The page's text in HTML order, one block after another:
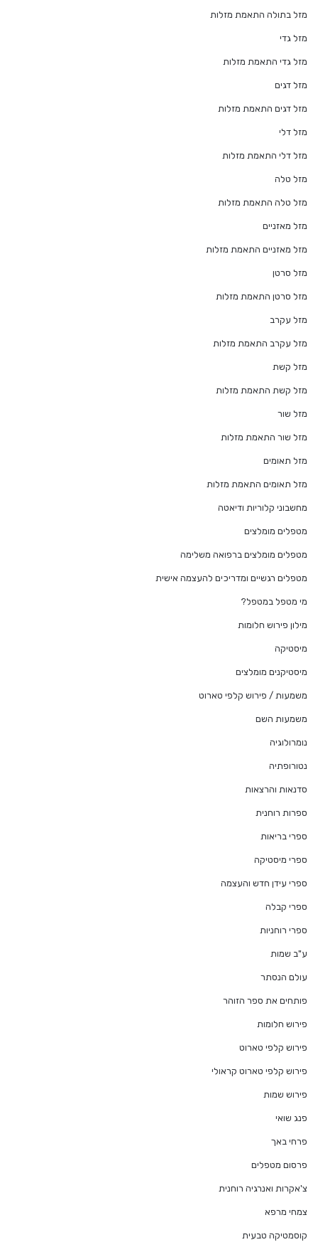
מזל בתולה התאמת מזלות
מזל גדי
מזל גדי התאמת מזלות
מזל דגים
מזל דגים התאמת מזלות
מזל דלי
מזל דלי התאמת מזלות
מזל טלה
מזל טלה התאמת מזלות
מזל מאזניים
מזל מאזניים התאמת מזלות
מזל סרטן
מזל סרטן התאמת מזלות
מזל עקרב
מזל עקרב התאמת מזלות
מזל קשת
מזל קשת התאמת מזלות
מזל שור
מזל שור התאמת מזלות
מזל תאומים
מזל תאומים התאמת מזלות
מחשבוני קלוריות ודיאטה
מטפלים מומלצים
מטפלים מומלצים ברפואה משלימה
מטפלים רגשיים ומדריכים להעצמה אישית
מי מטפל במטפל?
מילון פירוש חלומות
מיסטיקה
מיסטיקנים מומלצים
משמעות / פירוש קלפי טארוט
משמעות השם
נומרולוגיה
נטורופתיה
סדנאות והרצאות
ספרות רוחנית
ספרי בריאות
ספרי מיסטיקה
ספרי עידן חדש והעצמה
ספרי קבלה
ספרי רוחניות
ע"ב שמות
עולם הנסתר
פותחים את ספר הזוהר
פירוש חלומות
פירוש קלפי טארוט
פירוש קלפי טארוט קראולי
פירוש שמות
פנג שואי
פרחי באך
פרסום מטפלים
צ'אקרות ואנרגיה רוחנית
צמחי מרפא
קוסמטיקה טבעית